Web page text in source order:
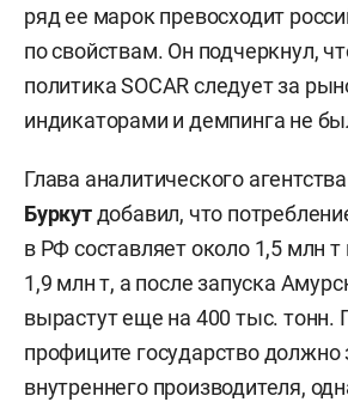
ряд ее марок превосходит
по свойствам. Он подчеркнул,
политика SOCAR следует за
индикаторами и демпинга не
Глава аналитического
Буркутдобавил, что
в РФ составляет около 1,5 млн
1,9 млн т, а после запуска
вырастут еще на 400 тыс. тонн.
профиците государство
внутреннего производителя,